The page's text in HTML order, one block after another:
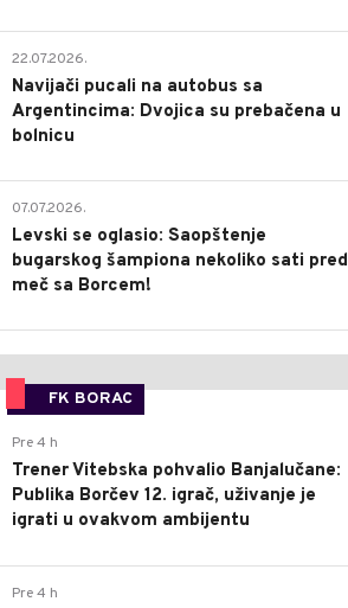
22.07.2026.
Navijači pucali na autobus sa
Argentincima: Dvojica su prebačena u
bolnicu
07.07.2026.
Levski se oglasio: Saopštenje
bugarskog šampiona nekoliko sati pred
meč sa Borcem!
FK BORAC
Pre 4 h
Trener Vitebska pohvalio Banjalučane:
Publika Borčev 12. igrač, uživanje je
igrati u ovakvom ambijentu
Pre 4 h